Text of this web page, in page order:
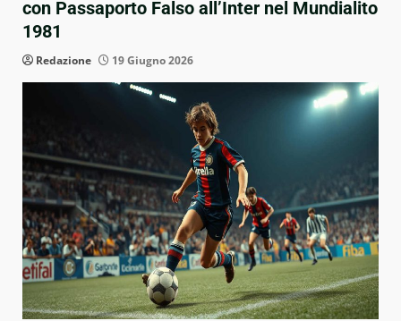
con Passaporto Falso all’Inter nel Mundialito
1981
Redazione 19 Giugno 2026